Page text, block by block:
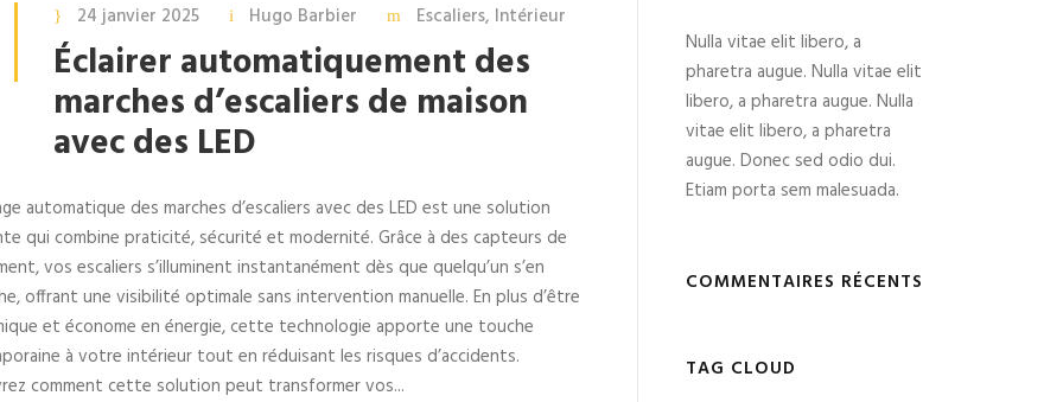
24 janvier 2025 Hugo Barbier Escaliers, Intérieur
Éclairer automatiquement des
marches d’escaliers de maison
avec des LED
automatique des marches d’escaliers avec des LED est une solution
qui combine praticité, sécurité et modernité. Grâce à des capteurs de
vos escaliers s’illuminent instantanément dès que quelqu’un s’en
offrant une visibilité optimale sans intervention manuelle. En plus d’être
et économe en énergie, cette technologie apporte une touche
à votre intérieur tout en réduisant les risques d’accidents.
comment cette solution peut transformer vos...
Nulla vitae elit libero, a
pharetra augue. Nulla vitae elit
libero, a pharetra augue. Nulla
vitae elit libero, a pharetra
augue. Donec sed odio dui.
Etiam porta sem malesuada.
COMMENTAIRES RÉCENTS
TAG CLOUD